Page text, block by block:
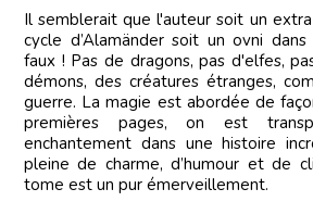
Il semblerait que l'auteur soit un
cycle d’Alamänder soit un ovni
faux ! Pas de dragons, pas d'elfes,
démons, des créatures étranges,
guerre. La magie est abordée de
premières pages, on est
enchantement dans une histoire
pleine de charme, d’humour et de
tome est un pur émerveillement.